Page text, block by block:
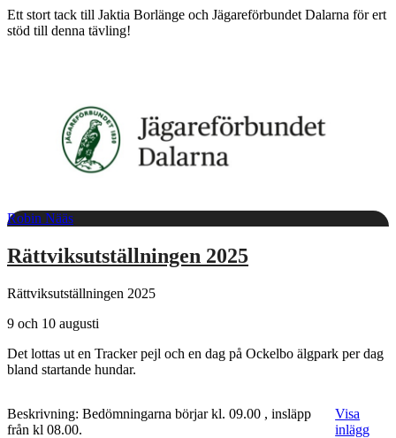
Ett stort tack till Jaktia Borlänge och Jägareförbundet Dalarna för ert
stöd till denna tävling!
Robin Nääs
Rättviksutställningen 2025
Rättviksutställningen 2025
9 och 10 augusti
Det lottas ut en Tracker pejl och en dag på Ockelbo älgpark per dag
bland startande hundar.
Beskrivning: Bedömningarna börjar kl. 09.00 , insläpp
från kl 08.00.
Visa
inlägg